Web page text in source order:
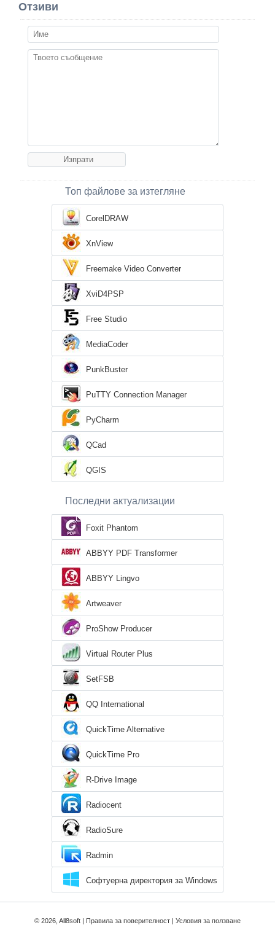
Отзиви
Топ файлове за изтегляне
CorelDRAW
XnView
Freemake Video Converter
XviD4PSP
Free Studio
MediaCoder
PunkBuster
PuTTY Connection Manager
PyCharm
QCad
QGIS
Последни актуализации
Foxit Phantom
ABBYY PDF Transformer
ABBYY Lingvo
Artweaver
ProShow Producer
Virtual Router Plus
SetFSB
QQ International
QuickTime Alternative
QuickTime Pro
R-Drive Image
Radiocent
RadioSure
Radmin
Софтуерна директория за Windows
8
© 2026, All8soft | Правила за поверителност Условия за ползване